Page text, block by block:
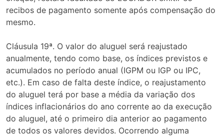
recibos de pagamento somente após compensação do
mesmo.
Cláusula 19ª. O valor do aluguel será reajustado
anualmente, tendo como base, os índices previstos e
acumulados no período anual (IGPM ou IGP ou IPC,
etc.). Em caso de falta deste índice, o reajustamento
do aluguel terá por base a média da variação dos
índices inflacionários do ano corrente ao da execução
do aluguel, até o primeiro dia anterior ao pagamento
de todos os valores devidos. Ocorrendo alguma